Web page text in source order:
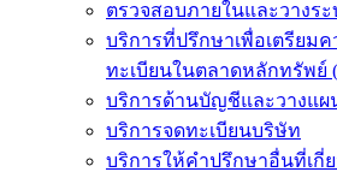
ตรวจสอบภายในและวางระ
บริการที่ปรึกษาเพื่อเตรียม
ทะเบียนในตลาดหลักทรัพย์
บริการด้านบัญชีและวางแผ
บริการจดทะเบียนบริษัท
บริการให้คำปรึกษาอื่นที่เกี่